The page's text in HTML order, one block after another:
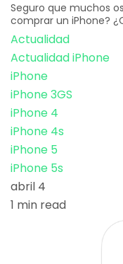
Seguro que muchos
comprar un iPhone?
Actualidad
Actualidad iPhone
iPhone
iPhone 3GS
iPhone 4
iPhone 4s
iPhone 5
iPhone 5s
abril 4
1 min read